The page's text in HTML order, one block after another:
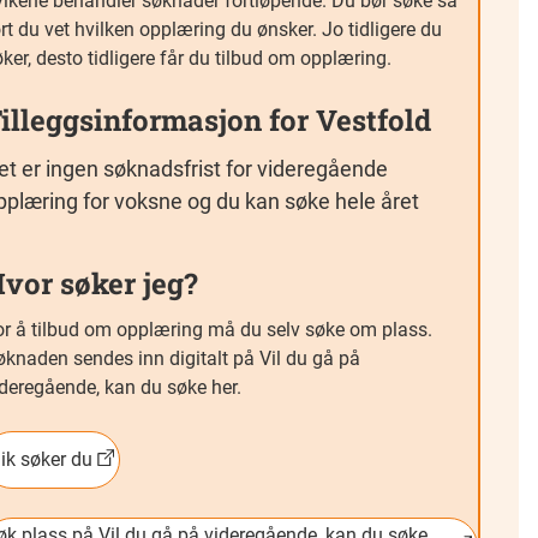
du vet hvilken opplæring du ønsker. Jo tidligere du
desto tidligere får du tilbud om opplæring.
for Vestfold
er ingen søknadsfrist for videregående
for voksne og du kan søke hele året
søker jeg?
å tilbud om opplæring må du selv søke om plass.
sendes inn digitalt på Vil du gå på
kan du søke her.
søker du